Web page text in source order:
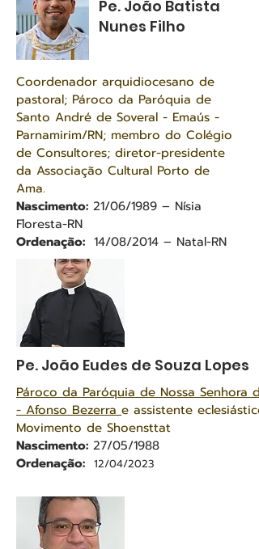
Pe. João Batista
Nunes Filho
Coordenador arquidiocesano de
pastoral; Pároco da Paróquia de
Santo André de Soveral - Emaús -
Parnamirim/RN; membro do Colégio
de Consultores; diretor-presidente
da Associação Cultural Porto de
Ama.
Nascimento: 21/06/1989 – Nísia
Floresta-RN
Ordenação: 14/08/2014 – Natal-RN
Pe. João Eudes de Souza Lopes
Pároco da Paróquia de Nossa Senhora
- Afonso Bezerra e assistente
Movimento de Shoensttat
Nascimento: 27/05/1988
Ordenação: 12/04/2023